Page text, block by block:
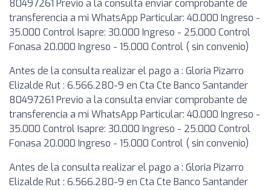
80497261 Previo a la consulta enviar comprobante de
transferencia a mi WhatsApp Particular: 40.000 Ingreso -
35.000 Control Isapre: 30.000 Ingreso - 25.000 Control
Fonasa 20.000 Ingreso - 15.000 Control ( sin convenio)
Antes de la consulta realizar el pago a : Gloria Pizarro
Elizalde Rut : 6.566.280-9 en Cta Cte Banco Santander
80497261 Previo a la consulta enviar comprobante de
transferencia a mi WhatsApp Particular: 40.000 Ingreso -
35.000 Control Isapre: 30.000 Ingreso - 25.000 Control
Fonasa 20.000 Ingreso - 15.000 Control ( sin convenio)
Antes de la consulta realizar el pago a : Gloria Pizarro
Elizalde Rut : 6.566.280-9 en Cta Cte Banco Santander